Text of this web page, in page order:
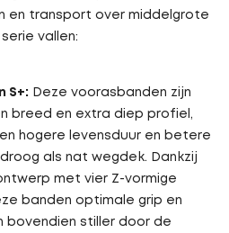
en transport over middelgrote
vallen:
S+: Deze voorasbanden zijn
breed en extra diep profiel,
hogere levensduur en betere
als nat wegdek. Dankzij
met vier Z-vormige
banden optimale grip en
bovendien stiller door de